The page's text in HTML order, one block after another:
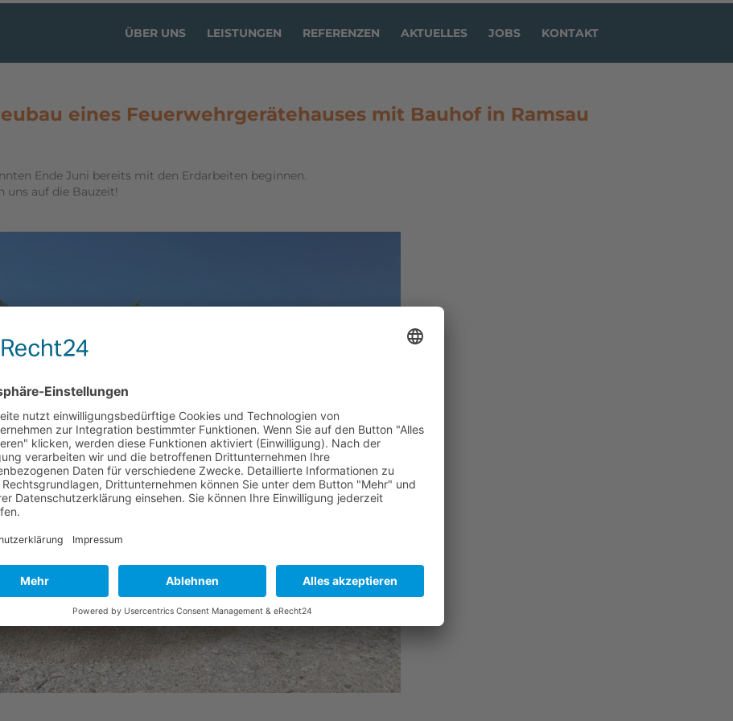
ÜBER UNS LEISTUNGEN REFERENZEN AKTUELLES JOBS KONTAKT
eines Feuerwehrgerätehauses mit Bauhof in Ramsau
Ende Juni bereits mit den Erdarbeiten beginnen.
uns auf die Bauzeit!